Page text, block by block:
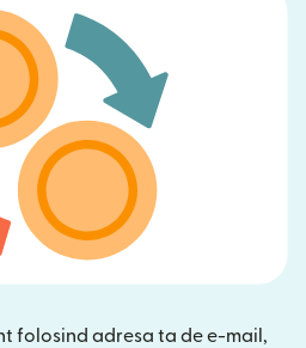
folosind adresa ta de e-mail,